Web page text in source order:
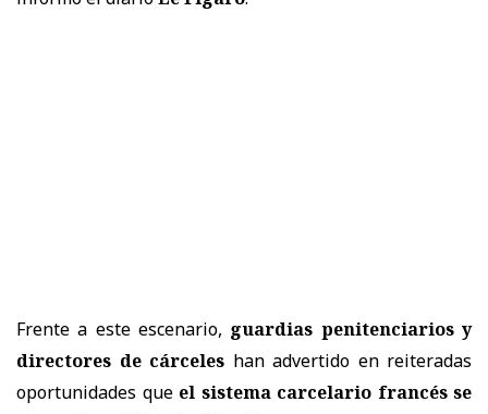
Frente a este escenario, guardias penitenciarios y
directores de cárceles han advertido en reiteradas
oportunidades que el sistema carcelario francés se